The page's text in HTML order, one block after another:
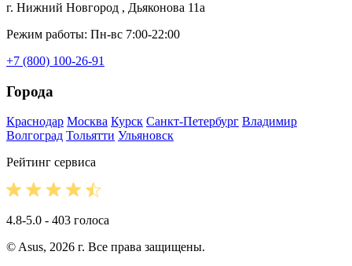
г. Нижний Новгород , Дьяконова 11а
Режим работы: Пн-вс 7:00-22:00
+7 (800) 100-26-91
Города
Краснодар Москва Курск Санкт-Петербург Владимир
Волгоград Тольятти Ульяновск
Рейтинг сервиса
4.8-5.0 - 403 голоса
© Asus, 2026 г. Все права защищены.